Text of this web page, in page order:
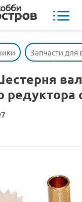
Запчасти для
редуктора